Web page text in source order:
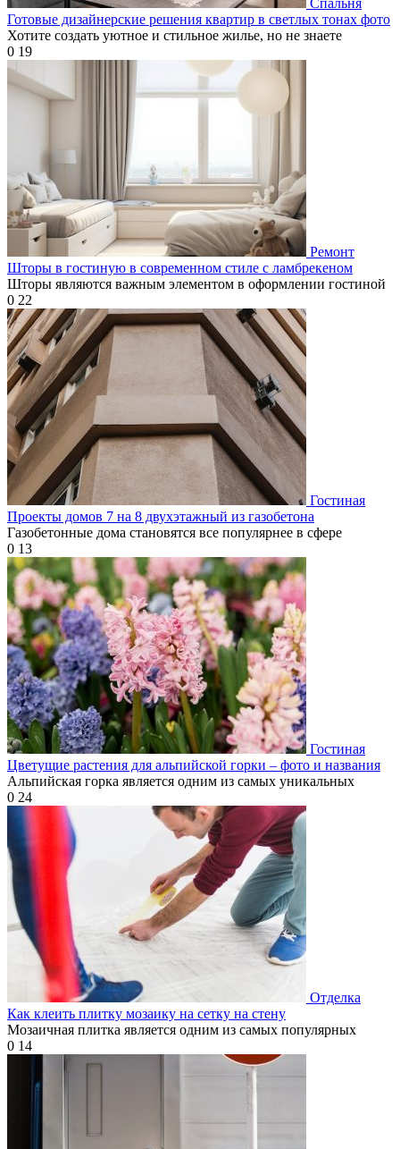
Готовые дизайнерские решения квартир в светлых тонах фото
Хотите создать уютное и стильное жилье, но не знаете
0 19
Ремонт
Шторы в гостиную в современном стиле с ламбрекеном
Шторы являются важным элементом в оформлении гостиной
0 22
Гостиная
Проекты домов 7 на 8 двухэтажный из газобетона
Газобетонные дома становятся все популярнее в сфере
0 13
Гостиная
Цветущие растения для альпийской горки – фото и названия
Альпийская горка является одним из самых уникальных
0 24
Отделка
Как клеить плитку мозаику на сетку на стену
Мозаичная плитка является одним из самых популярных
0 14